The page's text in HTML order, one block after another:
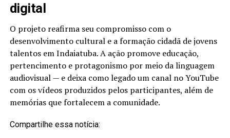
digital
O projeto reafirma seu compromisso com o
desenvolvimento cultural e a formação cidadã de jovens
talentos em Indaiatuba. A ação promove educação,
pertencimento e protagonismo por meio da linguagem
audiovisual — e deixa como legado um canal no YouTube
com os vídeos produzidos pelos participantes, além de
memórias que fortalecem a comunidade.
Compartilhe essa notícia: